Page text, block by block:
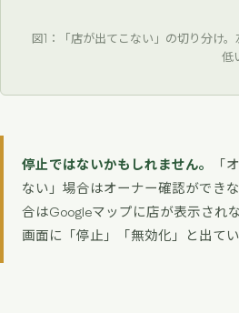
図1：「店が出てこない」の切り分け
低
停止ではないかもしれません。
「
ない」場合はオーナー確認ができ
合はGoogleマップに店が表示され
画面に「停止」「無効化」と出て